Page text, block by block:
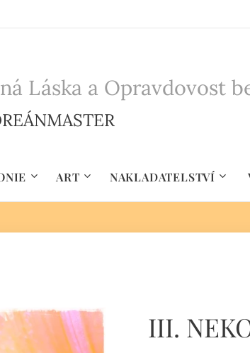
Láska a Opravdovost
ART NAKLADATELSTVÍ
III.